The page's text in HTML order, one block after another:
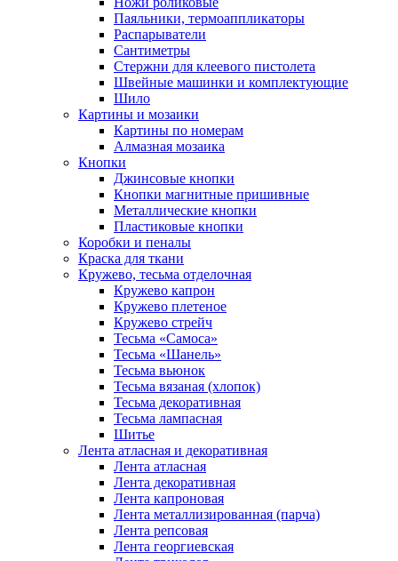
Паяльники, термоаппликаторы
Распарыватели
Сантиметры
Стержни для клеевого пистолета
Швейные машинки и комплектующие
Шило
Картины и мозаики
Картины по номерам
Алмазная мозаика
Кнопки
Джинсовые кнопки
Кнопки магнитные пришивные
Металлические кнопки
Пластиковые кнопки
Коробки и пеналы
Краска для ткани
Кружево, тесьма отделочная
Кружево капрон
Кружево плетеное
Кружево стрейч
Тесьма «Самоса»
Тесьма «Шанель»
Тесьма вьюнок
Тесьма вязаная (хлопок)
Тесьма декоративная
Тесьма лампасная
Шитье
Лента атласная и декоративная
Лента атласная
Лента декоративная
Лента капроновая
Лента металлизированная (парча)
Лента репсовая
Лента георгиевская